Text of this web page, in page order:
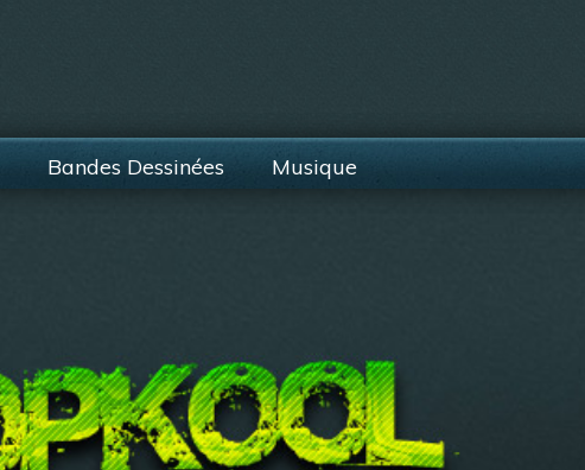
Bandes Dessinées Musique